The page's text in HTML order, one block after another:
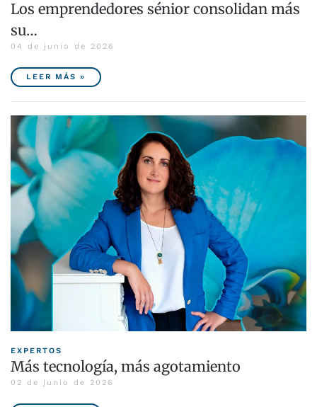
Los emprendedores sénior consolidan más
su…
04 de junio de 2026
LEER MÁS »
EXPERTOS
Más tecnología, más agotamiento
02 de junio de 2026